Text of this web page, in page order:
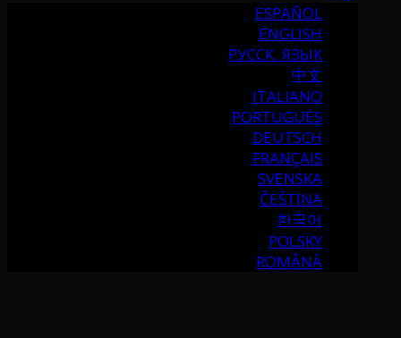
ESPAÑOL
ENGLISH
РУССК. ЯЗЫК
中文
ITALIANO
PORTUGUÉS
DEUTSCH
FRANÇAIS
SVENSKA
ČEŠTINA
한국어
POLSKY
ROMÂNĂ